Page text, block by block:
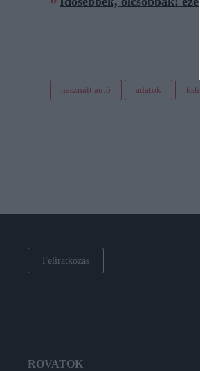
használt autó adatok ksh
Feliratkozás
ROVATOK